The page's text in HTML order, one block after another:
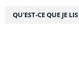
QU'EST-CE QUE JE